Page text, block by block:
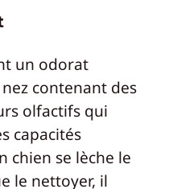
un odorat
contenant des
olfactifs qui
capacités
chien se lèche le
le nettoyer, il